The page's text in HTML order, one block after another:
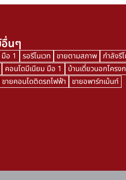
นๆ
มือ 1 รอรีโนเวท ขายตามสภาพ กำลังรี
คอนโดมีเนียม มือ 1
บ้านเดี่ยวนอกโครง
ขายคอนโดติดรถไฟฟ้า ขายอพาร์ทเม้นท์